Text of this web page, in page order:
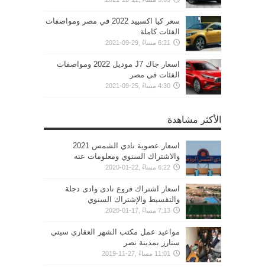
سعر كيا اكسييد 2022 في مصر ومواصفات
الفئات كاملة
6:21 مساءً ,29-09-2021
اسعار جاك J7 موديل 2022 ومواصفات
الفئات في مصر
4:30 مساءً ,25-09-2021
الأكثر مشاهدة
اسعار عضوية نادي الشمس 2021
والاشتراك السنوي ومعلومات عنه
6:22 مساءً ,22-01-2020
اسعار اشتراك فروع نادى وادى دجلة
والتقسيط والإشتراك السنوي
7:13 مساءً ,17-01-2020
مواعيد عمل مكتب الشهر العقاري سيتي
ستارز بمدينة نصر
11:01 مساءً ,27-11-2019